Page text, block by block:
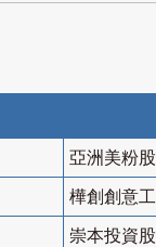
亞洲美粉
樺創創意
崇本投資